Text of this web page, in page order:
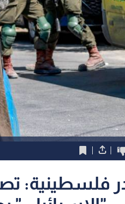
فلسطينية: